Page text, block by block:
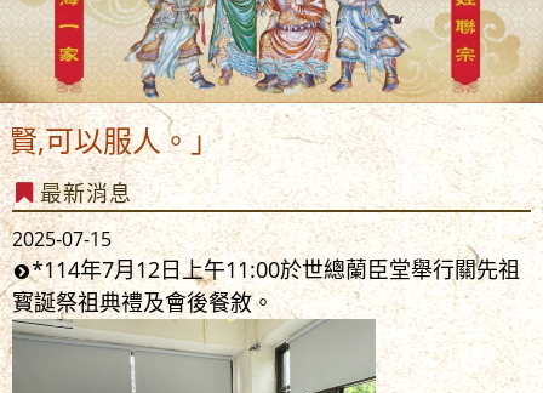
服人。」
最新消息
2025-07-15
*114年7月12日上午11:00於世總蘭臣堂舉行關先祖
寳誕祭祖典禮及會後餐敘。